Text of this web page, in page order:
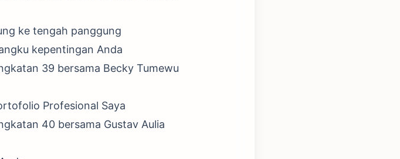
ke tengah panggung
kepentingan Anda
39 bersama Becky Tumewu
Profesional Saya
40 bersama Gustav Aulia